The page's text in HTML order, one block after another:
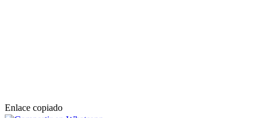
Enlace copiado